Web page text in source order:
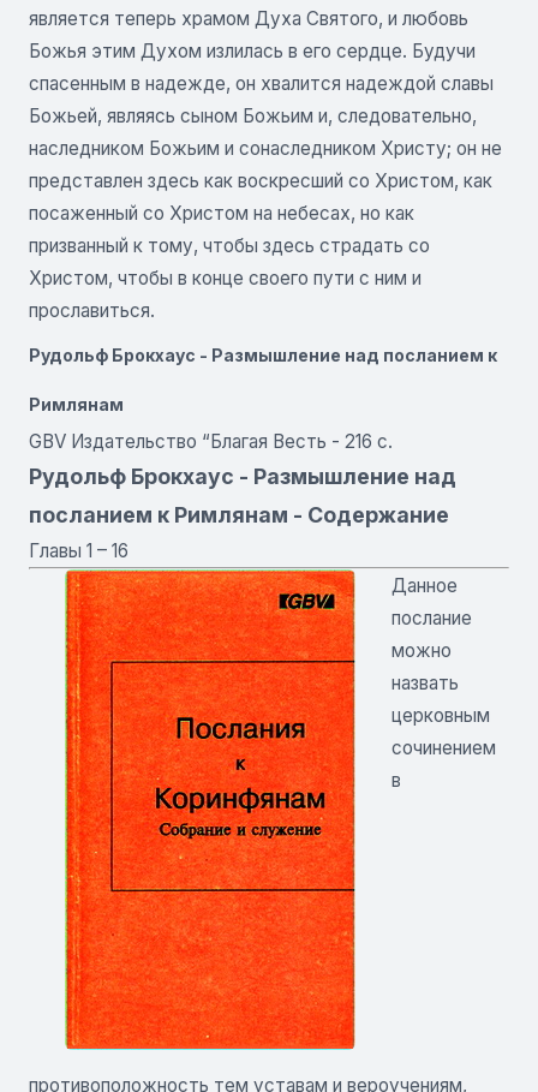
является теперь храмом Духа Святого, и любовь
Божья этим Духом излилась в его сердце. Будучи
спасенным в надежде, он хвалится надеждой славы
Божьей, являясь сыном Божьим и, следовательно,
наследником Божьим и сонаследником Христу; он не
представлен здесь как воскресший со Христом, как
посаженный со Христом на небесах, но как
призванный к тому, чтобы здесь страдать со
Христом, чтобы в конце своего пути с ним и
прославиться.
Рудольф Брокхаус - Размышление над посланием к
Римлянам
GBV Издательство “Благая Весть - 216 с.
Рудольф Брокхаус - Размышление над
посланием к Римлянам - Содержание
Главы 1 – 16
Данное
послание
можно
назвать
церковным
сочинением
в
противоположность тем уставам и вероучениям,